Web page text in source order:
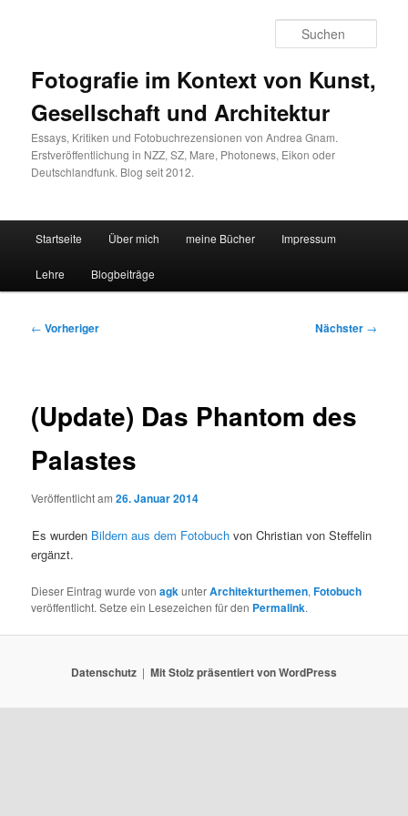
Fotografie im Kontext von Kunst,
Gesellschaft und Architektur
Essays, Kritiken und Fotobuchrezensionen von Andrea Gnam.
Erstveröffentlichung in NZZ, SZ, Mare, Photonews, Eikon oder
Deutschlandfunk. Blog seit 2012.
Startseite Über mich meine Bücher Impressum
Lehre Blogbeiträge
Beitragsnavigation
← Vorheriger Nächster →
(Update) Das Phantom des
Palastes
Veröffentlicht am26. Januar 2014
Es wurden Bildern aus dem Fotobuch von Christian von Steffelin
ergänzt.
Dieser Eintrag wurde vonagkunterArchitekturthemen,Fotobuch
veröffentlicht. Setze ein Lesezeichen für den Permalink.
Datenschutz Mit Stolz präsentiert von WordPress